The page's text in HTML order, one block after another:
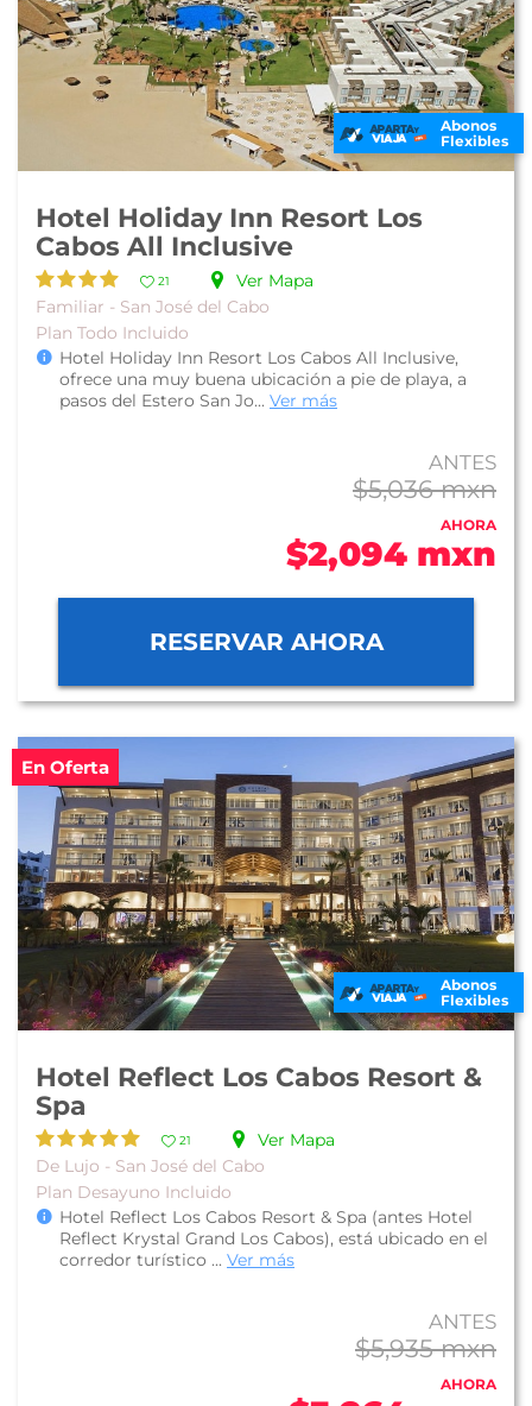
Abonos
Flexibles
Hotel Holiday Inn Resort Los
Cabos All Inclusive
21
Ver Mapa
Familiar - San José del Cabo
Plan Todo Incluido
Hotel Holiday Inn Resort Los Cabos All Inclusive,
ofrece una muy buena ubicación a pie de playa, a
pasos del Estero San Jo... Ver más
ANTES
$5,036 mxn
AHORA
$2,094 mxn
RESERVAR AHORA
En Oferta
Abonos
Flexibles
Hotel Reflect Los Cabos Resort &
Spa
21
Ver Mapa
De Lujo - San José del Cabo
Plan Desayuno Incluido
Hotel Reflect Los Cabos Resort & Spa (antes Hotel
Reflect Krystal Grand Los Cabos), está ubicado en el
corredor turístico ... Ver más
ANTES
$5,935 mxn
AHORA